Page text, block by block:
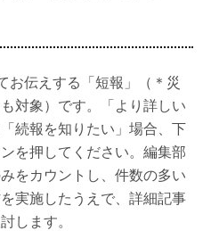
お伝えする「短報」（＊災
対象）です。「より詳しい
続報を知りたい」場合、下
を押してください。編集部
をカウントし、件数の多い
実施したうえで、詳細記事
します。